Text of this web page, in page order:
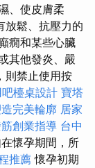
、使皮膚柔
放鬆、抗壓力的
癇和某些心臟
其他發炎、嚴
則禁止使用按
檯桌設計 寶塔
完美輪廓 居家
創業指導 台中
懷孕期間，所
推薦懷孕初期